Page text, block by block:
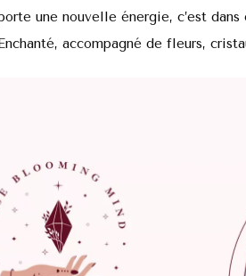
une nouvelle énergie, c’est
accompagné de fleurs,